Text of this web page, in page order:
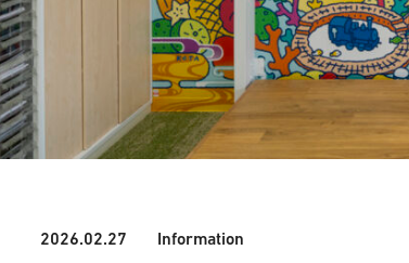
2026.02.27 Information